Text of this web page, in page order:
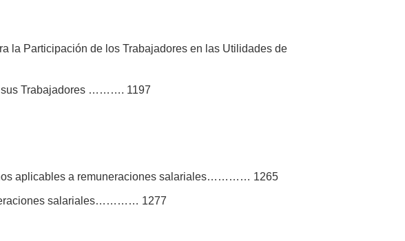
la Participación de los Trabajadores en las Utilidades de
sus Trabajadores ………. 1197
aplicables a remuneraciones salariales………… 1265
salariales………… 1277